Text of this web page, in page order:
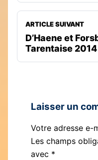
ARTICLE SUIVANT
D’Haene et
Tarentaise 2014
Laisser un
Votre adresse e-
Les champs
avec *